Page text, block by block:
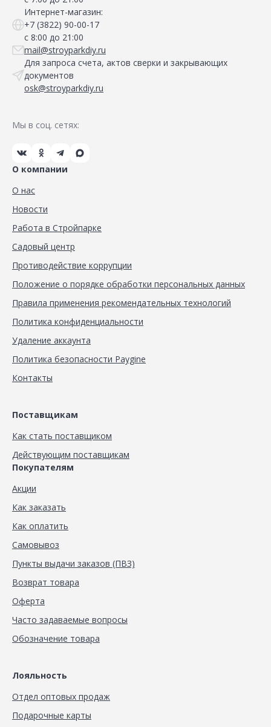
Интернет-магазин:
+7 (3822) 90-00-17
с 8:00 до 21:00
mail@stroyparkdiy.ru
Для запроса счета, актов сверки и закрывающих
документов
osk@stroyparkdiy.ru
Мы в соц. сетях:
О компании
О нас
Новости
Работа в Стройпарке
Садовый центр
Противодействие коррупции
Положение о порядке обработки персональных данных
Правила применения рекомендательных технологий
Политика конфиденциальности
Удаление аккаунта
Политика безопасности Paygine
Контакты
Поставщикам
Как стать поставщиком
Действующим поставщикам
Покупателям
Акции
Как заказать
Как оплатить
Самовывоз
Пункты выдачи заказов (ПВЗ)
Возврат товара
Оферта
Часто задаваемые вопросы
Обозначение товара
Лояльность
Отдел оптовых продаж
Подарочные карты